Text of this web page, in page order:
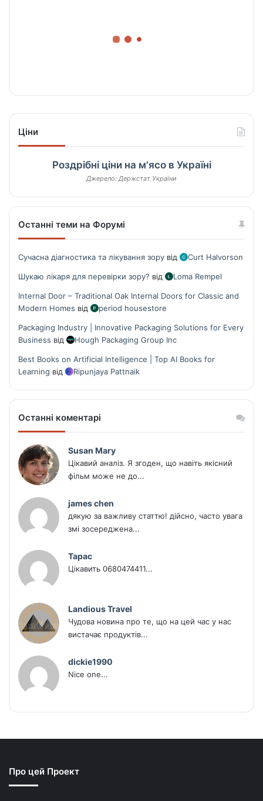
Ціни
Роздрібні ціни на м'ясо в Україні
Джерело: Держстат України
Останні теми на Форумі
Сучасна діагностика та лікування зору від Curt Halvorson
Шукаю лікаря для перевірки зору? від Loma Rempel
Internal Door – Traditional Oak Internal Doors for Classic and
Modern Homes від period housestore
Packaging Industry | Innovative Packaging Solutions for Every
Business від Hough Packaging Group Inc
Best Books on Artificial Intelligence | Top AI Books for
Learning від Ripunjaya Pattnaik
Останні коментарі
Susan Mary
Цікавий аналіз. Я згоден, що навіть якісний
фільм може не до...
james chen
дякую за важливу статтю! дійсно, часто увага
змі зосереджена...
Тарас
Цікавить 0680474411...
Landious Travel
Чудова новина про те, що на цей час у нас
вистачає продуктів...
dickie1990
Nice one...
Про цей Проект